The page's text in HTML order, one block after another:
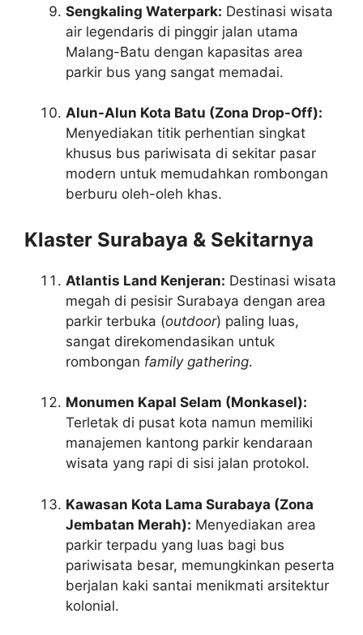
Sengkaling Waterpark: Destinasi wisata
air legendaris di pinggir jalan utama
Malang-Batu dengan kapasitas area
parkir bus yang sangat memadai.
Alun-Alun Kota Batu (Zona Drop-Off):
Menyediakan titik perhentian singkat
khusus bus pariwisata di sekitar pasar
modern untuk memudahkan rombongan
berburu oleh-oleh khas.
Klaster Surabaya & Sekitarnya
Atlantis Land Kenjeran: Destinasi wisata
megah di pesisir Surabaya dengan area
parkir terbuka (outdoor) paling luas,
sangat direkomendasikan untuk
rombongan family gathering.
Monumen Kapal Selam (Monkasel):
Terletak di pusat kota namun memiliki
manajemen kantong parkir kendaraan
wisata yang rapi di sisi jalan protokol.
Kawasan Kota Lama Surabaya (Zona
Jembatan Merah): Menyediakan area
parkir terpadu yang luas bagi bus
pariwisata besar, memungkinkan peserta
berjalan kaki santai menikmati arsitektur
kolonial.